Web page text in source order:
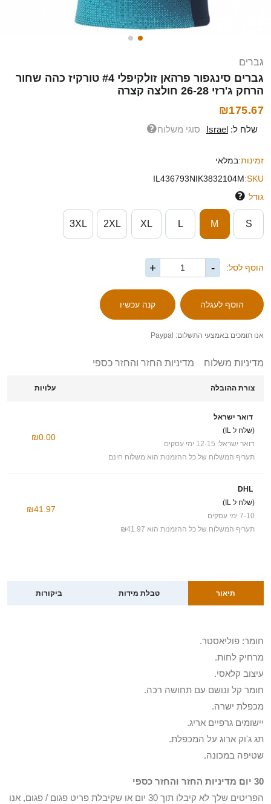
גברים
גברים סינגפור פרהאן זולקיפלי #4 טורקיז כהה שחור
הרחק ג'רזי 26-28 חולצה קצרה
₪175.67
שלח ל: Israel סוגי משלוח
זמינות:במלאי
SKU:
IL436793NIK3832104M
גודל
S
M
L
XL
2XL
3XL
הוסף לסל: -
+
אנו תומכים באמצעי התשלום: Paypal
מדיניות משלוח מדיניות החזר והחזר כספי
צורת ההובלה עלויות
דואר ישראל
(שלח ל IL)
דואר ישראל: 12-15 ימי עסקים
תעריף המשלוח של כל ההזמנות הוא משלוח חינם
₪0.00
DHL
(שלח ל IL)
7-10 ימי עסקים
תעריף המשלוח של כל ההזמנות הוא ₪41.97
₪41.97
תיאור טבלת מידות ביקורות
חומר: פוליאסטר.
מרחיק לחות.
עיצוב קלאסי.
חומר קל ונושם עם תחושה רכה.
מכפלת ישרה.
יישומים גרפיים אריג.
תג ג'וק ארוג על המכפלת.
שטיפה במכונה.
30 יום מדיניות החזר והחזר כספי
הפריטים שלך לא קיבלו תוך 30 יום או שקיבלת פריט פגום / פגום, אנו